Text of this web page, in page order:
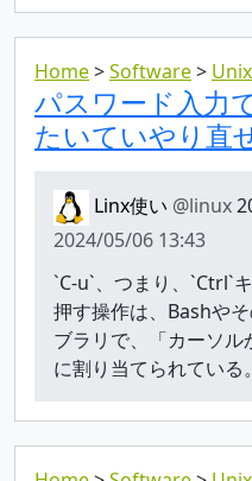
Home Software Unix
パスワード入力
たいていやり直
Linx使い @linux
2024/05/06 13:43
`C-u`、つまり、`Ctrl`
押す操作は、Bashや
ブラリで、「カーソル
に割り当てられてい